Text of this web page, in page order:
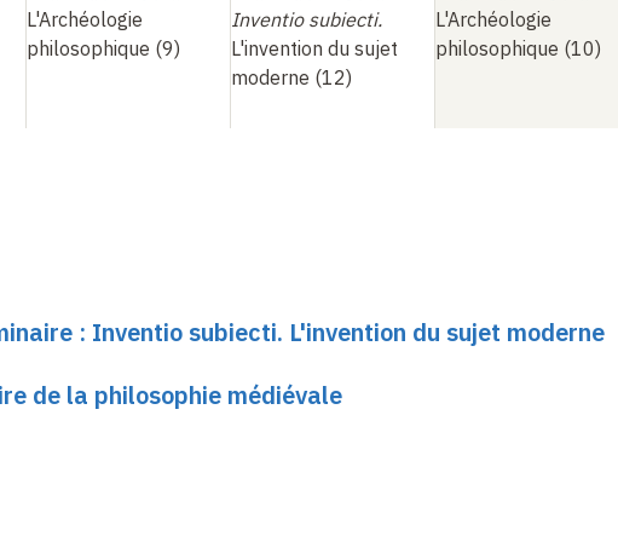
L'Archéologie
philosophique (9)
Inventio subiecti.
L'invention du sujet
moderne (12)
L'Archéologie
philosophique (10)
: Inventio subiecti. L'invention du sujet moderne
de la philosophie médiévale